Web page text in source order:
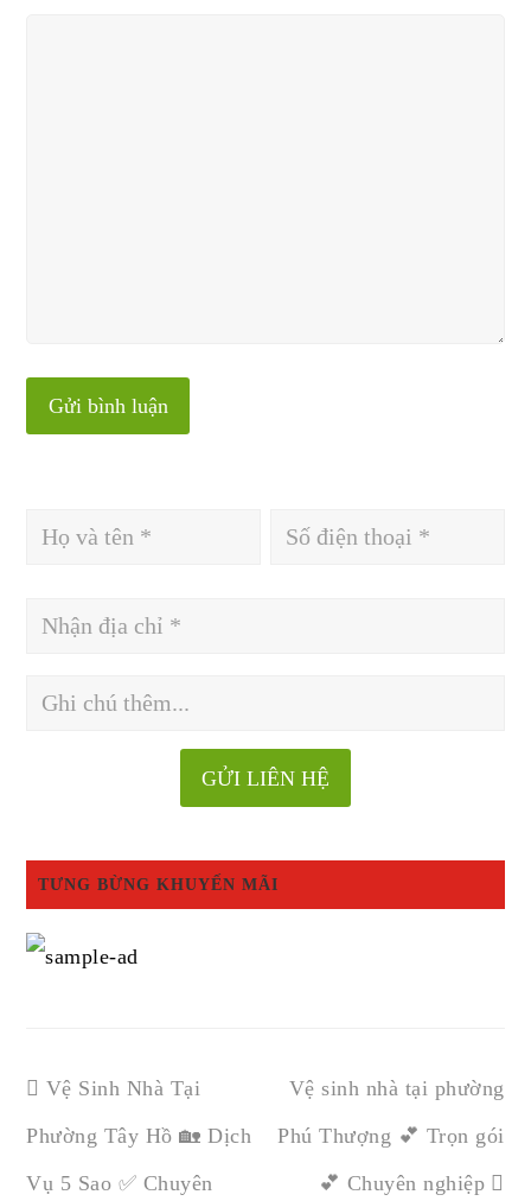
TƯNG BỪNG KHUYẾN MÃI
Vệ Sinh Nhà Tại
Phường Tây Hồ 🏡 Dịch
Vụ 5 Sao ✅ Chuyên
Vệ sinh nhà tại phường
Phú Thượng 💕 Trọn gói
💕 Chuyên nghiệp